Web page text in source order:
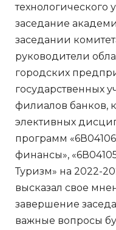
технологического
заседание
заседании
руководители
городских
государственных
филиалов банков,
элективных
программ
финансы»,
Туризм» на 2022-
высказал свое
завершение
важные вопросы